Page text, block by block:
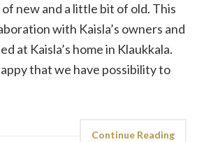
new and a little bit of old. This
with Kaisla’s owners and
at Kaisla’s home in Klaukkala.
that we have possibility to
Continue Reading